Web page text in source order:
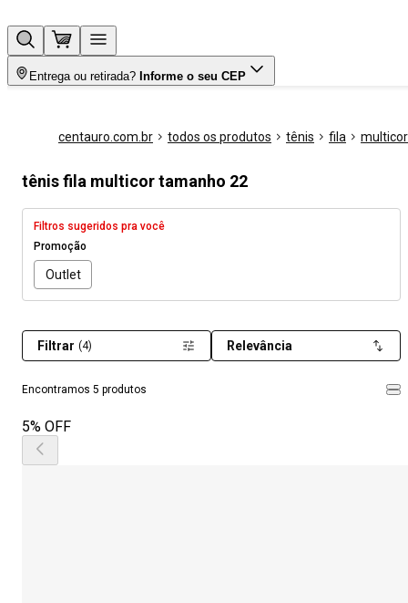
Entrega ou retirada? Informe o seu CEP
centauro.com.br todos os produtos tênis fila multicor
tênis fila multicor tamanho 22
Filtros sugeridos pra você
Promoção
Outlet
Encontramos 5 produtos
Filtrar (4) Relevância
5% OFF